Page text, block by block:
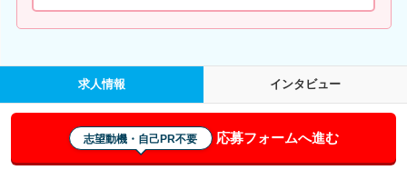
求人情報 インタビュー
志望動機・自己PR不要 応募フォームへ進む